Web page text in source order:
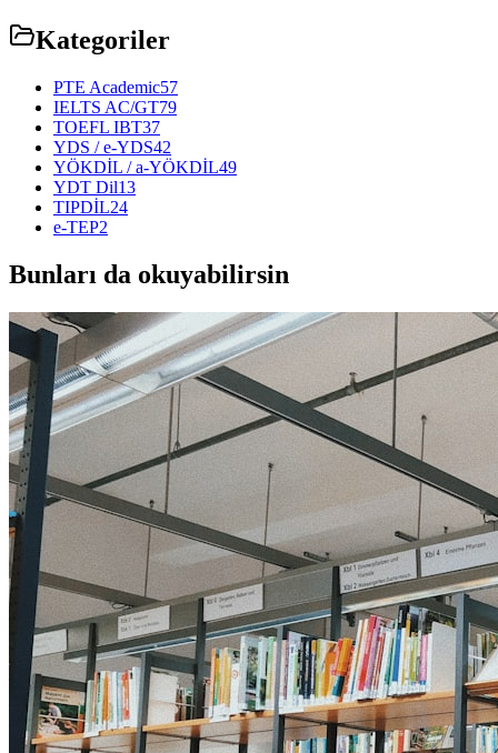
Kategoriler
PTE Academic57
IELTS AC/GT79
TOEFL IBT37
YDS / e-YDS42
YÖKDİL / a-YÖKDİL49
YDT Dil13
TIPDİL24
e-TEP2
Bunları da okuyabilirsin